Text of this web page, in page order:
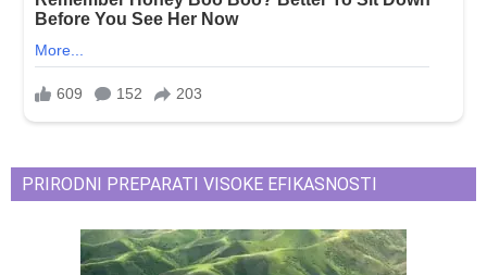
PRIRODNI PREPARATI VISOKE EFIKASNOSTI